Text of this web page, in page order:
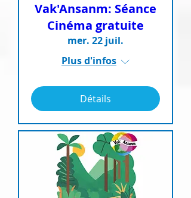
Vak'Ansanm: Séance
Cinéma gratuite
mer. 22 juil.
Plus d'infos
Détails